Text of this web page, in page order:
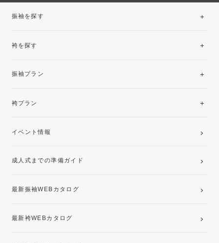
振袖を探す
袴を探す
振袖プラン
レンタルプラン
袴プラン
卒業袴レンタルプラン
イベント情報
成人式までの準備ガイド
最新振袖WEBカタログ
最新袴WEBカタログ